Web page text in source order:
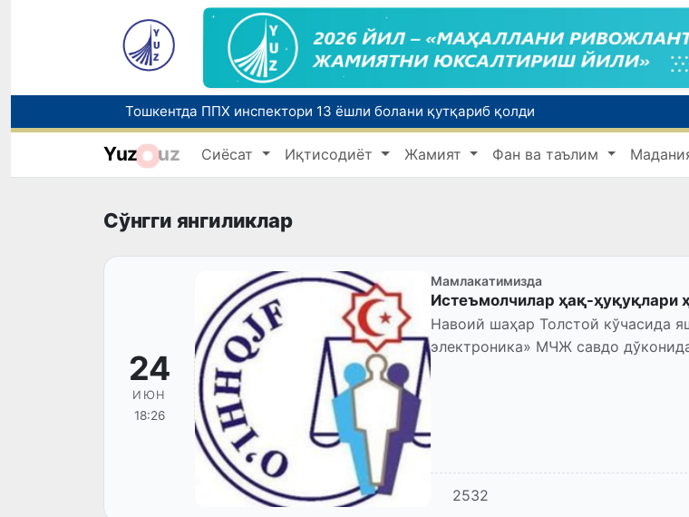
Тошкентда ППХ инспектори 13 ёшли болани қутқариб қолди
Тошкентда Кичик ҳалқа автомобиль йўлининг бир қисмида ҳаракат вақтинча чекланади
Чорвачилик соҳасида субсидиялар ажратилади
Yuz uz Сиёсат Иқтисодиёт Жамият Фан ва таълим
Сўнгги янгиликлар
24
ИЮН
18:26
Мамлакатимизда
Истеъмолчилар ҳақ-ҳуқуқлари
Навоий шаҳар Толстой кўчасида
электроника» МЧЖ савдо дўконидан сотиб
2532